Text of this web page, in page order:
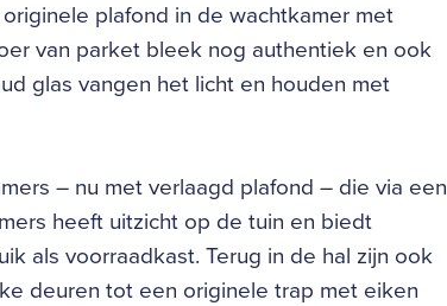
plafond in de wachtkamer met
van parket bleek nog authentiek en ook
glas vangen het licht en houden met
– nu met verlaagd plafond – die via een
heeft uitzicht op de tuin en biedt
als voorraadkast. Terug in de hal zijn ook
deuren tot een originele trap met eiken